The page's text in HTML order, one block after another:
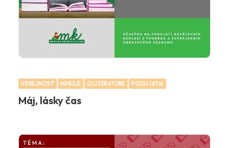
VEREJNOSŤ MINULÉ O LITERATÚRE PODUJATIA
Máj, lásky čas